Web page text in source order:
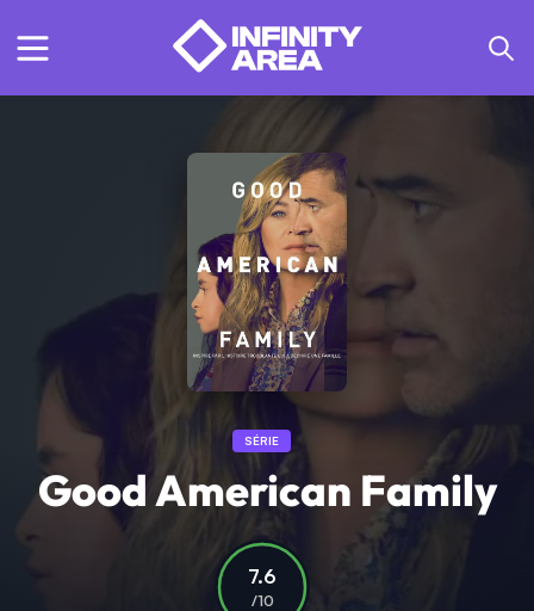
SÉRIE
Good American Family
7.6
/10